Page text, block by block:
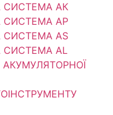
СИСТЕМА АК
СИСТЕМА АР
AS
СИСТЕМА AL